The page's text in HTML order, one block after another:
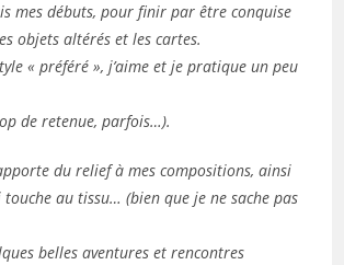
mes débuts, pour finir par être conquise
objets altérés et les cartes.
« préféré », j’aime et je pratique un peu
de retenue, parfois…).
du relief à mes compositions, ainsi
au tissu… (bien que je ne sache pas
belles aventures et rencontres